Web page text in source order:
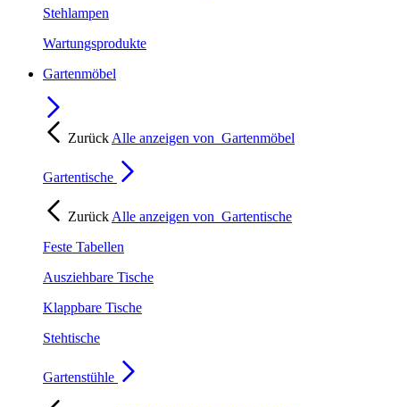
Stehlampen
Wartungsprodukte
Gartenmöbel
Zurück Alle anzeigen von Gartenmöbel
Gartentische
Zurück Alle anzeigen von Gartentische
Feste Tabellen
Ausziehbare Tische
Klappbare Tische
Stehtische
Gartenstühle